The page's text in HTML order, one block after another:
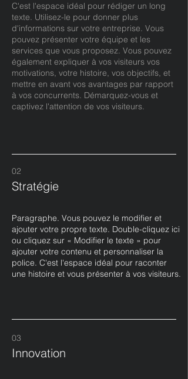
C'est l'espace idéal pour rédiger un long
texte. Utilisez-le pour donner plus
d'informations sur votre entreprise. Vous
pouvez présenter votre équipe et les
services que vous proposez. Vous pouvez
également expliquer à vos visiteurs vos
motivations, votre histoire, vos objectifs, et
mettre en avant vos avantages par rapport
à vos concurrents. Démarquez-vous et
captivez l'attention de vos visiteurs.
02
Stratégie
Paragraphe. Vous pouvez le modifier et
ajouter votre propre texte. Double-cliquez ici
ou cliquez sur « Modifier le texte » pour
ajouter votre contenu et personnaliser la
police. C'est l'espace idéal pour raconter
une histoire et vous présenter à vos visiteurs.
03
Innovation